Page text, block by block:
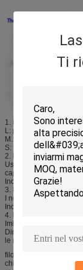
Ti
1. Dimensione:
L: per i grandi maiali
M.: per crescita del
S: per il porcellino
2. MATERIALE
Usiamo solitamente
capezzolo.
Inoltre possiamo
3. INFILA
I nostri prodotti hanno
Inoltre possiamo fare i
4. IMBALLAGGIO
Imballaggio
Dimensione del
le merci differenti)
filo del NPT del ½„ con
chiave o dell'incavo. Il